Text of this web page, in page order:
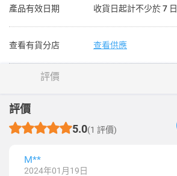
產品有效日期 收貨日起計不少於 7 日
查看有貨分店 查看供應
評價
評價
5.0(1 評價)
M**
2024年01月19日